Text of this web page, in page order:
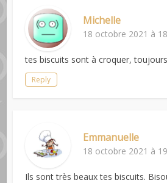
Michelle
18 octobre 2021 à
tes biscuits sont à croquer,
Reply
Emmanuelle
18 octobre 2021 à
Ils sont très beaux tes biscuits.